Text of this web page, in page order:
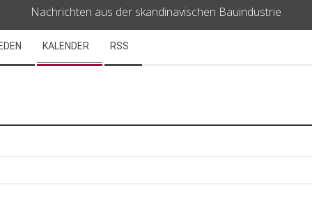
Nachrichten aus der skandinavischen Bauindustrie
KALENDER RSS